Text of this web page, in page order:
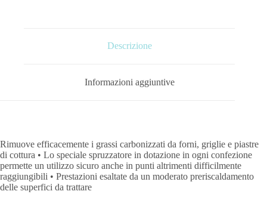
Descrizione
Informazioni aggiuntive
Rimuove efficacemente i grassi carbonizzati da forni, griglie e piastre
di cottura • Lo speciale spruzzatore in dotazione in ogni confezione
permette un utilizzo sicuro anche in punti altrimenti difficilmente
raggiungibili • Prestazioni esaltate da un moderato preriscaldamento
delle superfici da trattare